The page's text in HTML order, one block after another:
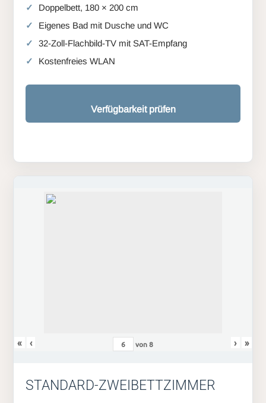
Doppelbett, 180 × 200 cm
Eigenes Bad mit Dusche und WC
32-Zoll-Flachbild-TV mit SAT-Empfang
Kostenfreies WLAN
Verfügbarkeit prüfen
« ‹ von8 › »
STANDARD-ZWEIBETTZIMMER